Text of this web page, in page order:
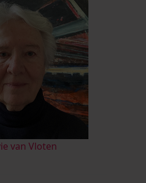
van Vloten